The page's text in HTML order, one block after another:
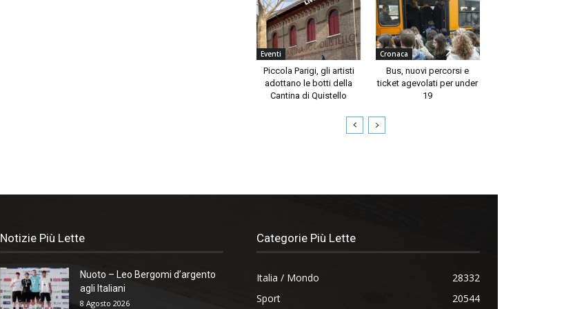
Eventi
Piccola Parigi, gli artisti
adottano le botti della
Cantina di Quistello
Cronaca
Bus, nuovi percorsi e
ticket agevolati per under
19
Notizie Più Lette
Nuoto – Leo Bergomi d’argento
agli Italiani
8 Agosto 2026
Categorie Più Lette
Italia / Mondo
28332
Sport
20544